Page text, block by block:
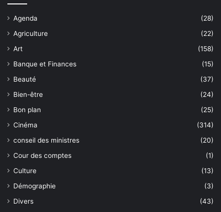
Agenda
(28)
Agriculture
(22)
Art
(158)
Banque et Finances
(15)
Beauté
(37)
Bien-être
(24)
Bon plan
(25)
Cinéma
(314)
conseil des ministres
(20)
Cour des comptes
(1)
Culture
(13)
Démographie
(3)
Divers
(43)